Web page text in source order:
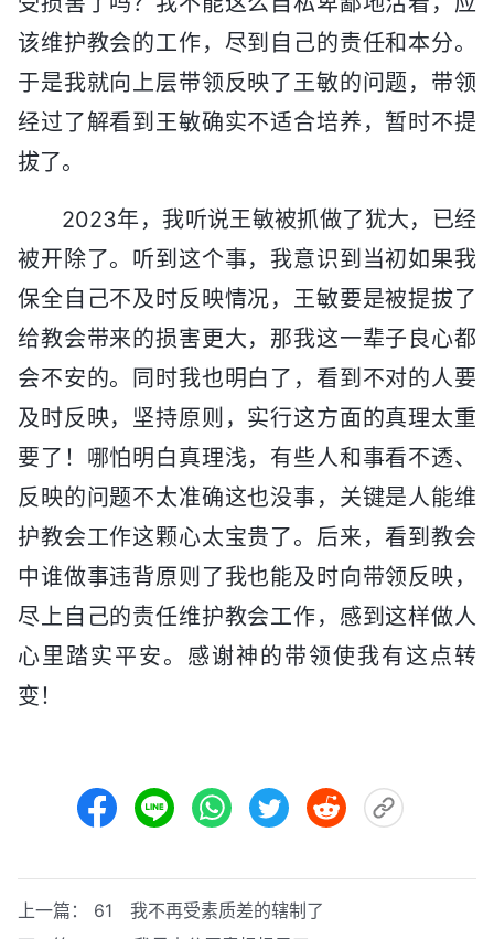
该维护教会的工作，尽到自己的责任和本分。
于是我就向上层带领反映了王敏的问题，带领
经过了解看到王敏确实不适合培养，暂时不提
拔了。
2023年，我听说王敏被抓做了犹大，已经
被开除了。听到这个事，我意识到当初如果我
保全自己不及时反映情况，王敏要是被提拔了
给教会带来的损害更大，那我这一辈子良心都
会不安的。同时我也明白了，看到不对的人要
及时反映，坚持原则，实行这方面的真理太重
要了！哪怕明白真理浅，有些人和事看不透、
反映的问题不太准确这也没事，关键是人能维
护教会工作这颗心太宝贵了。后来，看到教会
中谁做事违背原则了我也能及时向带领反映，
尽上自己的责任维护教会工作，感到这样做人
心里踏实平安。感谢神的带领使我有这点转
变！
上一篇： 61 我不再受素质差的辖制了